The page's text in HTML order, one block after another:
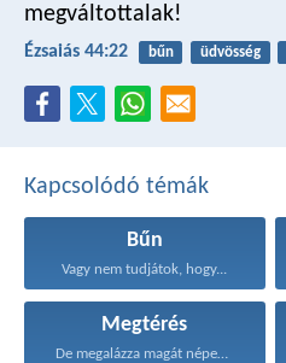
megváltottalak!
Ézsaiás 44:22 bűn üdvösség
Kapcsolódó témák
Bűn
Vagy nem tudjátok, hogy...
Megtérés
De megalázza magát népem...